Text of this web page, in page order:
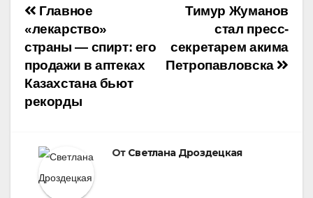
Навигация
по
записям
Тимур Жуманов
стал пресс-
секретарем акима
Петропавловска
Главное
«лекарство»
страны — спирт: его
продажи в аптеках
Казахстана бьют
рекорды
От Светлана Дроздецкая